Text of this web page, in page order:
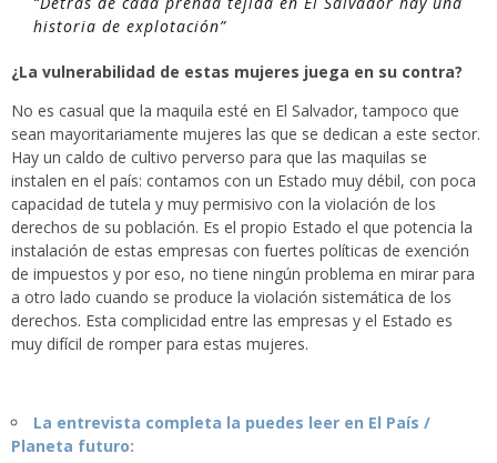
historia de explotación”
¿La vulnerabilidad de estas mujeres juega en su contra?
No es casual que la maquila esté en El Salvador, tampoco que
sean mayoritariamente mujeres las que se dedican a este sector.
Hay un caldo de cultivo perverso para que las maquilas se
instalen en el país: contamos con un Estado muy débil, con poca
capacidad de tutela y muy permisivo con la violación de los
derechos de su población. Es el propio Estado el que potencia la
instalación de estas empresas con fuertes políticas de exención
de impuestos y por eso, no tiene ningún problema en mirar para
a otro lado cuando se produce la violación sistemática de los
derechos. Esta complicidad entre las empresas y el Estado es
muy difícil de romper para estas mujeres.
La entrevista completa la puedes leer en El País /
Planeta futuro: